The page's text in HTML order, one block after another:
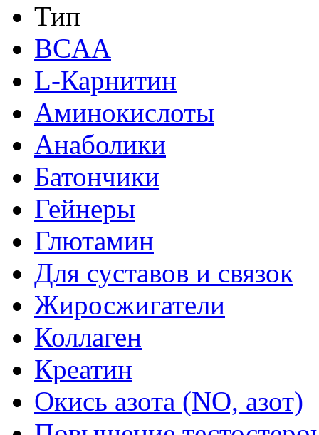
Тип
BCAA
L-Карнитин
Аминокислоты
Анаболики
Батончики
Гейнеры
Глютамин
Для суставов и связок
Жиросжигатели
Коллаген
Креатин
Окись азота (NO, азот)